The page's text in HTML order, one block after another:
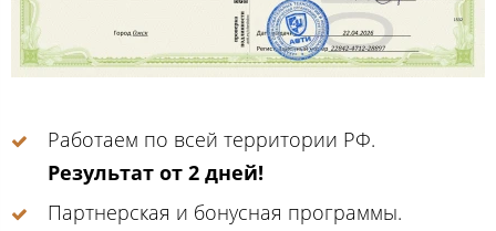
Работаем по всей территории РФ.
Результат от 2 дней!
Партнерская и бонусная программы.